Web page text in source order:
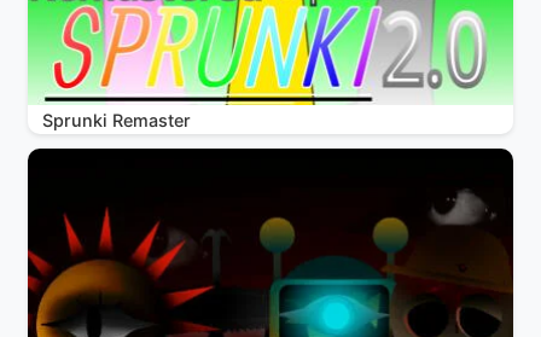
Sprunki Remaster